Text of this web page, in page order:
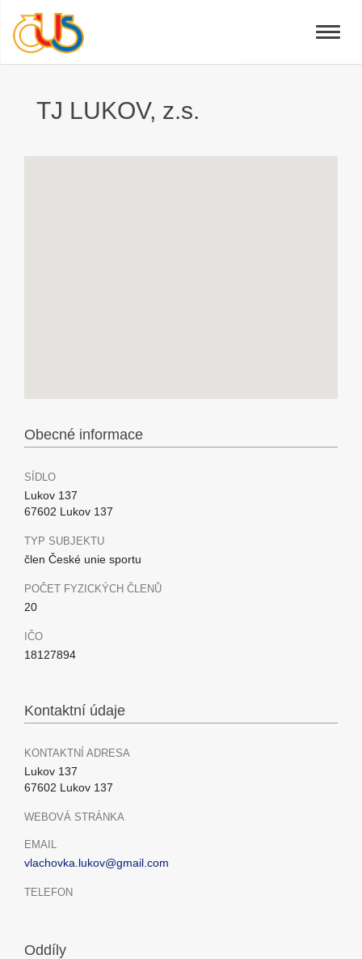
Toggle
TJ LUKOV, z.s.
Obecné informace
SÍDLO
Lukov 137
67602 Lukov 137
TYP SUBJEKTU
člen České unie sportu
POČET FYZICKÝCH ČLENŮ
20
IČO
18127894
Kontaktní údaje
KONTAKTNÍ ADRESA
Lukov 137
67602 Lukov 137
WEBOVÁ STRÁNKA
EMAIL
vlachovka.lukov@gmail.com
TELEFON
Oddíly